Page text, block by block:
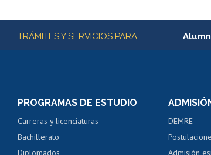
Más información
TRÁMITES Y SERVICIOS PARA
Pago
PROGRAMAS DE ESTUDIO
Carreras y licenciaturas
Bachillerato
Diplomados
DEMRE
Admisión